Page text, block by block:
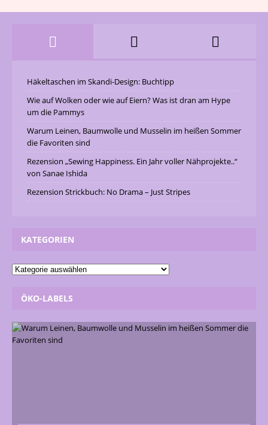
Häkeltaschen im Skandi-Design: Buchtipp
Wie auf Wolken oder wie auf Eiern? Was ist dran am Hype
um die Pammys
Warum Leinen, Baumwolle und Musselin im heißen Sommer
die Favoriten sind
Rezension „Sewing Happiness. Ein Jahr voller Nähprojekte..“
von Sanae Ishida
Rezension Strickbuch: No Drama – Just Stripes
KATEGORIEN
ÖKO-LABELS